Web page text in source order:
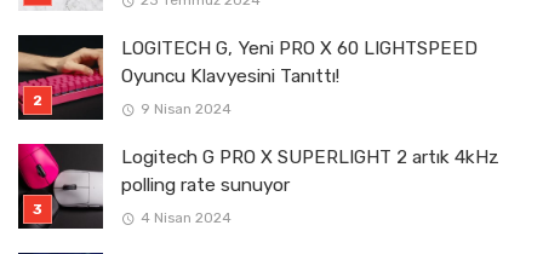
LOGITECH G, Yeni PRO X 60 LIGHTSPEED
Oyuncu Klavyesini Tanıttı!
9 Nisan 2024
Logitech G PRO X SUPERLIGHT 2 artık 4kHz
polling rate sunuyor
4 Nisan 2024